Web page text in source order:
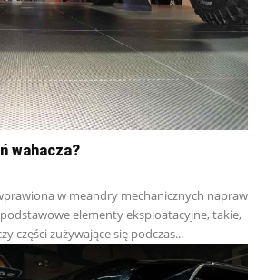
wahacza?
w meandry mechanicznych napraw
elementy eksploatacyjne, takie,
części zużywające się podczas...